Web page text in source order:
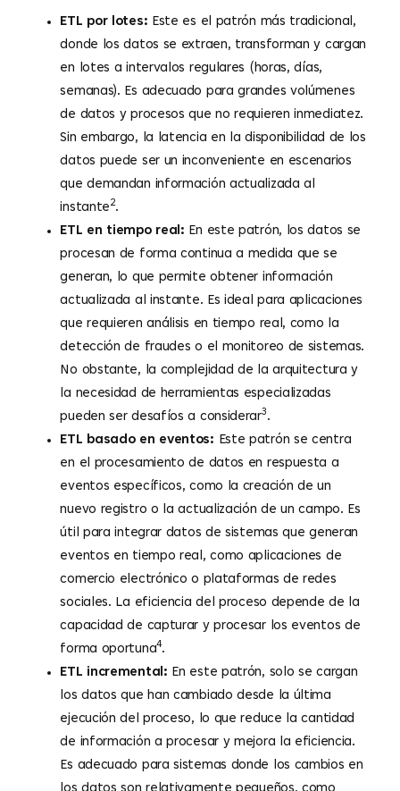
ETL por lotes: Este es el patrón más tradicional,
donde los datos se extraen, transforman y cargan
en lotes a intervalos regulares (horas, días,
semanas). Es adecuado para grandes volúmenes
de datos y procesos que no requieren inmediatez.
Sin embargo, la latencia en la disponibilidad de los
datos puede ser un inconveniente en escenarios
que demandan información actualizada al
instante2.
ETL en tiempo real: En este patrón, los datos se
procesan de forma continua a medida que se
generan, lo que permite obtener información
actualizada al instante. Es ideal para aplicaciones
que requieren análisis en tiempo real, como la
detección de fraudes o el monitoreo de sistemas.
No obstante, la complejidad de la arquitectura y
la necesidad de herramientas especializadas
pueden ser desafíos a considerar3.
ETL basado en eventos: Este patrón se centra
en el procesamiento de datos en respuesta a
eventos específicos, como la creación de un
nuevo registro o la actualización de un campo. Es
útil para integrar datos de sistemas que generan
eventos en tiempo real, como aplicaciones de
comercio electrónico o plataformas de redes
sociales. La eficiencia del proceso depende de la
capacidad de capturar y procesar los eventos de
forma oportuna4.
ETL incremental: En este patrón, solo se cargan
los datos que han cambiado desde la última
ejecución del proceso, lo que reduce la cantidad
de información a procesar y mejora la eficiencia.
Es adecuado para sistemas donde los cambios en